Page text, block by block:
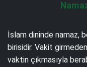
İslam dininde namaz,
birisidir. Vakit
vaktin çıkmasıyla